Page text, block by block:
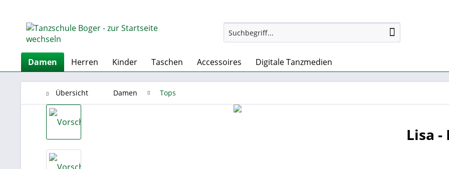
Damen Herren Kinder Taschen Accessoires Digitale Tanzmedien
Übersicht Damen Tops
Lisa -